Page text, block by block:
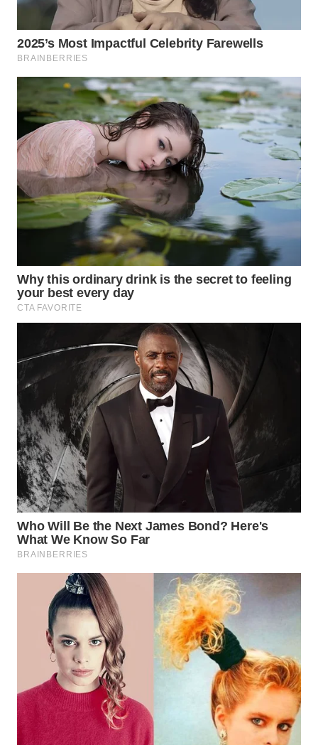
BEKASI
WN
BOGOR
WN
DEPOK
WN
TAPANULI
UTARA
WN
PADANG
WN
SUMEDANG
WN
CIANJUR
WN
KEPULAUAN
SERIBU
WN
TANGERANG
BINJAI
WN
CIREBON
WN
INDRAMAYU
WN